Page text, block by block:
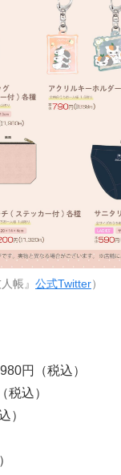
帳』 公式Twitter）
円（税込）
税込）
）